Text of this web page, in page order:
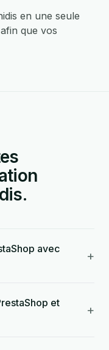
en une seule
que vos
avec
+
et
+